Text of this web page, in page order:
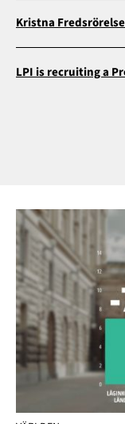
Kristna
LPI is recruiting a